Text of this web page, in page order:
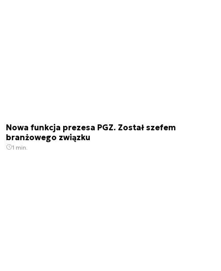
Nowa funkcja prezesa PGZ. Został szefem
branżowego związku
1 min.